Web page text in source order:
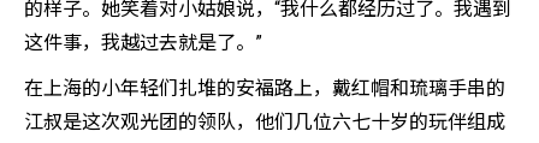
的样子。她笑着对小姑娘说，“我什么都经历过了。我遇到
这件事，我越过去就是了。”
在上海的小年轻们扎堆的安福路上，戴红帽和琉璃手串的
江叔是这次观光团的领队，他们几位六七十岁的玩伴组成